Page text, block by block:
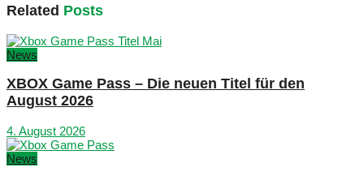
Related Posts
News
XBOX Game Pass – Die neuen Titel für den
August 2026
4. August 2026
News